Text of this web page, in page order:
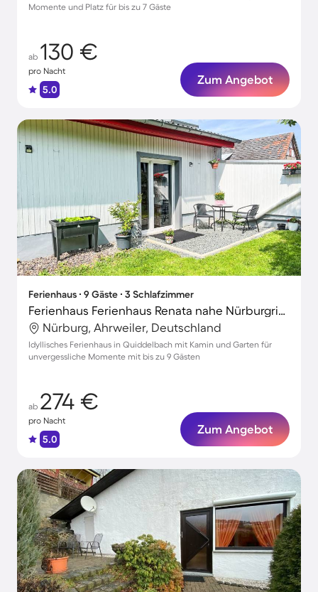
Momente und Platz für bis zu 7 Gäste
ab 130 €
pro Nacht
5.0
Zum Angebot
Ferienhaus ∙ 9 Gäste ∙ 3 Schlafzimmer
Ferienhaus Ferienhaus Renata nahe Nürburgring
Nürburg, Ahrweiler, Deutschland
Idyllisches Ferienhaus in Quiddelbach mit Kamin und Garten für
unvergessliche Momente mit bis zu 9 Gästen
ab 274 €
pro Nacht
5.0
Zum Angebot